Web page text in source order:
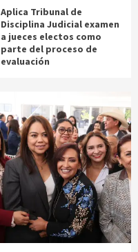
Aplica Tribunal de
Disciplina Judicial examen
a jueces electos como
parte del proceso de
evaluación